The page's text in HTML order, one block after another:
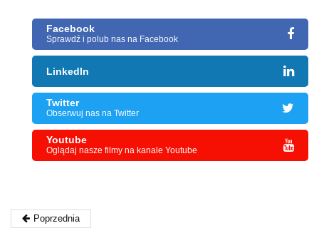
Facebook
Sprawdź i polub nas na Facebook
LinkedIn
Twitter
Obserwuj nas na Twitter
Youtube
Oglądaj nasze filmy na kanale Youtube
Poprzednia